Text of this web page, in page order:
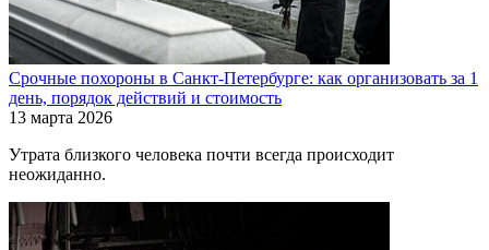
Срочные похороны в Санкт-Петербурге: как организовать за 1
день, порядок действий и стоимость
13 марта 2026
Утрата близкого человека почти всегда происходит
неожиданно.